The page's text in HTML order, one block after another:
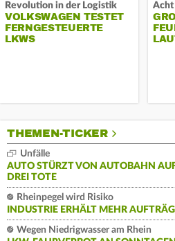
Revolution in der Logistik
VOLKSWAGEN TESTET
FERNGESTEUERTE
LKWS
THEMEN-TICKER
Unfälle
AUTO STÜRZT VON AUTOBAHN
DREI TOTE
Rheinpegel wird Risiko
INDUSTRIE ERHÄLT MEHR
Wegen Niedrigwasser am Rhein